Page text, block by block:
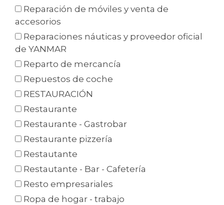
Reparación de móviles y venta de
accesorios
Reparaciones náuticas y proveedor oficial
de YANMAR
Reparto de mercancía
Repuestos de coche
RESTAURACIÓN
Restaurante
Restaurante - Gastrobar
Restaurante pizzería
Restautante
Restautante - Bar - Cafetería
Resto empresariales
Ropa de hogar - trabajo